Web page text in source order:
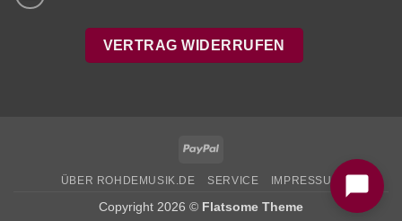
VERTRAG WIDERRUFEN
PayPal
ÜBER ROHDEMUSIK.DE SERVICE IMPRESSUM
Copyright 2026 © Flatsome Theme